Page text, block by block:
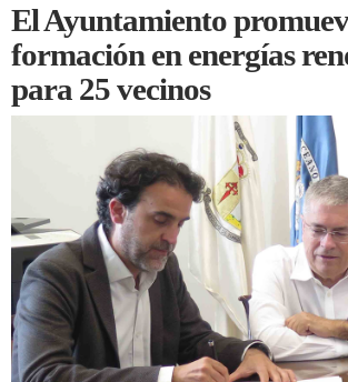
El Ayuntamiento
formación en energías
para 25 vecinos